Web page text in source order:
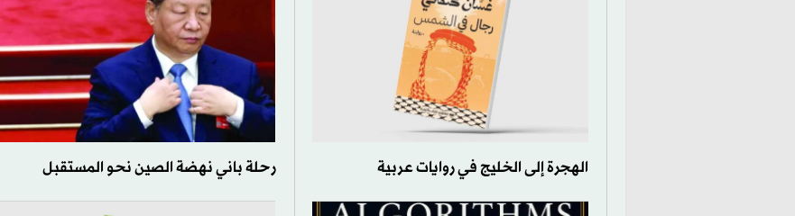
الهجرة إلى الخليج في روايات عربية رحلة باني نهضة الصين نحو المستقبل